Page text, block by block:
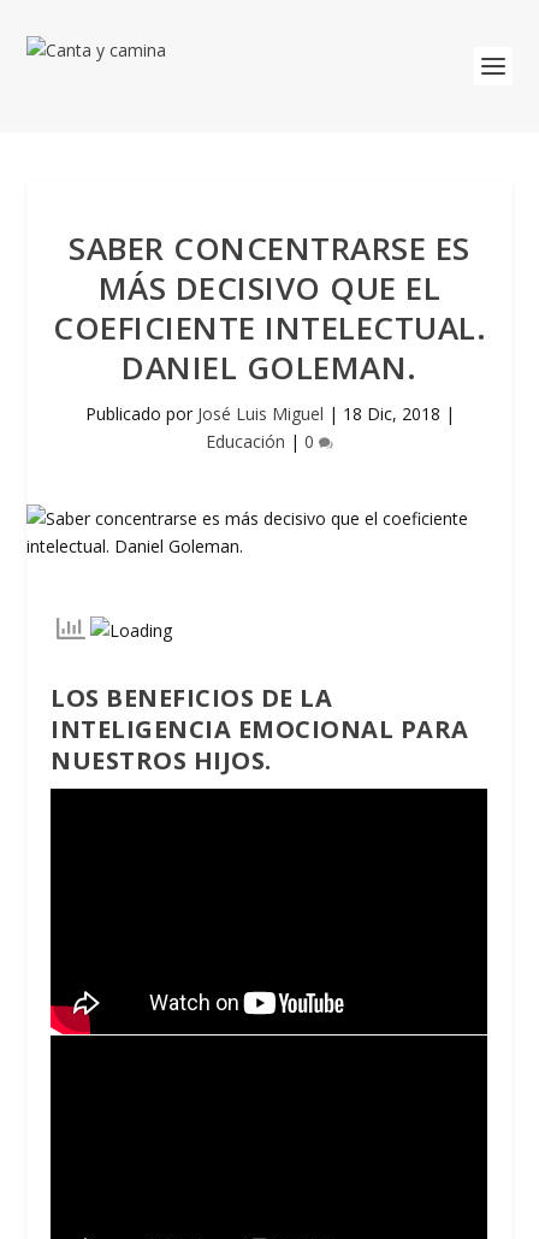
SABER CONCENTRARSE ES
MÁS DECISIVO QUE EL
COEFICIENTE INTELECTUAL.
DANIEL GOLEMAN.
Publicado por José Luis Miguel | 18 Dic, 2018 |
Educación | 0
LOS BENEFICIOS DE LA
INTELIGENCIA EMOCIONAL PARA
NUESTROS HIJOS.